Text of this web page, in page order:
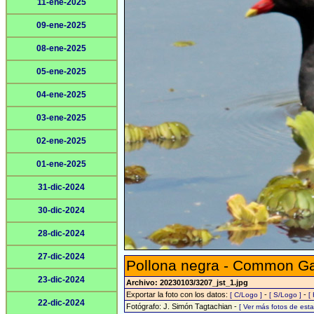
11-ene-2025
09-ene-2025
08-ene-2025
05-ene-2025
04-ene-2025
03-ene-2025
02-ene-2025
01-ene-2025
31-dic-2024
30-dic-2024
28-dic-2024
27-dic-2024
23-dic-2024
22-dic-2024
Pollona negra - Common
Archivo: 20230103/3207_jst_1.jpg
Exportar la foto con los datos: [ C/Logo ] - [ S/Logo ] - [
Fotógrafo: J. Simón Tagtachian - [ Ver más fotos de